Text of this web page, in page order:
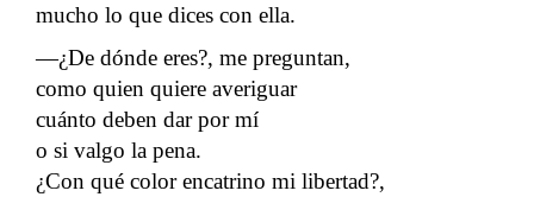
mucho lo que dices con ella.
―¿De dónde eres?, me preguntan,
como quien quiere averiguar
cuánto deben dar por mí
o si valgo la pena.
¿Con qué color encatrino mi libertad?,